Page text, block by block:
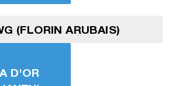
(FLORIN ARUBAIS)
D'OR